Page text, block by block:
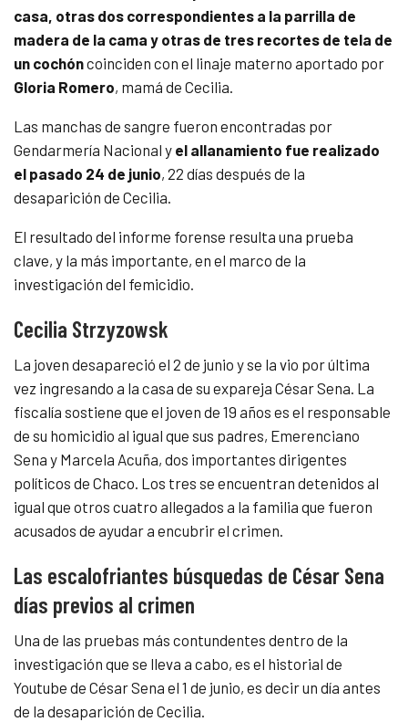
casa, otras dos correspondientes a la parrilla de
madera de la cama y otras de tres recortes de tela de
un cochóncoinciden con el linaje materno aportado por
Gloria Romero, mamá de Cecilia.
Las manchas de sangre fueron encontradas por
Gendarmería Nacional y el allanamiento fue realizado
el pasado 24 de junio, 22 días después de la
desaparición de Cecilia.
El resultado del informe forense resulta una prueba
clave, y la más importante, en el marco de la
investigación del femicidio.
Cecilia Strzyzowsk
La joven desapareció el 2 de junio y se la vio por última
vez ingresando a la casa de su expareja César Sena. La
fiscalía sostiene que el joven de 19 años es el responsable
de su homicidio al igual que sus padres, Emerenciano
Sena y Marcela Acuña, dos importantes dirigentes
políticos de Chaco. Los tres se encuentran detenidos al
igual que otros cuatro allegados a la familia que fueron
acusados de ayudar a encubrir el crimen.
Las escalofriantes búsquedas de César Sena
días previos al crimen
Una de las pruebas más contundentes dentro de la
investigación que se lleva a cabo, es el historial de
Youtube de César Sena el 1 de junio, es decir un día antes
de la desaparición de Cecilia.